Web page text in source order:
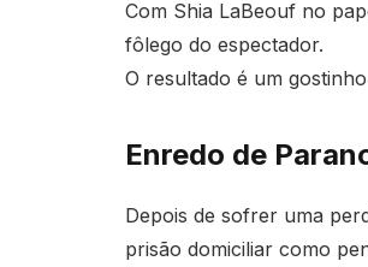
Com Shia LaBeouf no
fôlego do espectador.
O resultado é um
Enredo de
Depois de sofrer uma
prisão domiciliar como